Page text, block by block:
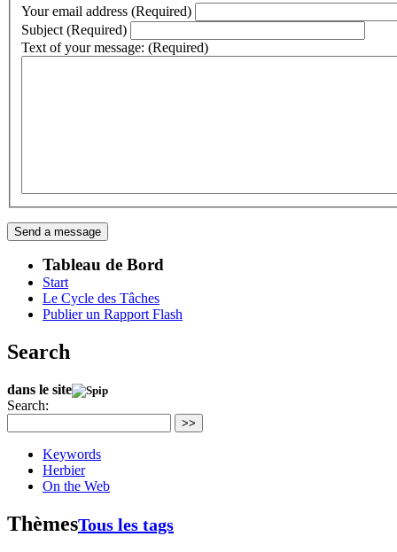
Your email address (Required)
Subject (Required)
Text of your message: (Required)
Tableau de Bord
Start
Le Cycle des Tâches
Publier un Rapport Flash
Search
dans le site
Search:
>>
Keywords
Herbier
On the Web
ThèmesTous les tags